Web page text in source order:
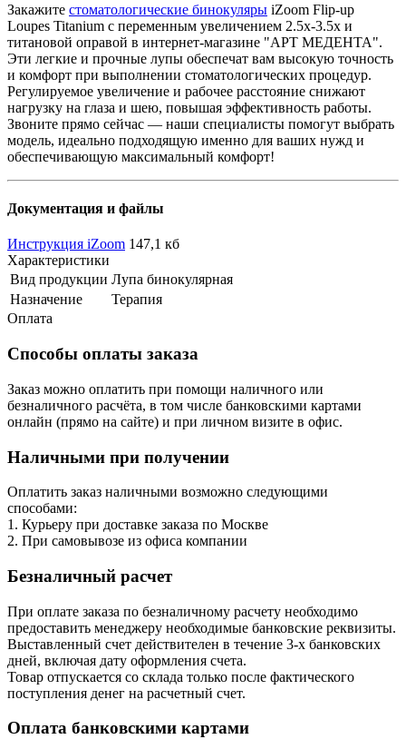
Закажите стоматологические бинокуляры iZoom Flip-up
Loupes Titanium с переменным увеличением 2.5х-3.5х и
титановой оправой в интернет-магазине "АРТ МЕДЕНТА".
Эти легкие и прочные лупы обеспечат вам высокую точность
и комфорт при выполнении стоматологических процедур.
Регулируемое увеличение и рабочее расстояние снижают
нагрузку на глаза и шею, повышая эффективность работы.
Звоните прямо сейчас — наши специалисты помогут выбрать
модель, идеально подходящую именно для ваших нужд и
обеспечивающую максимальный комфорт!
Документация и файлы
Инструкция iZoom 147,1 кб
Характеристики
Вид продукции Лупа бинокулярная
Назначение
Терапия
Оплата
Способы оплаты заказа
Заказ можно оплатить при помощи наличного или
безналичного расчёта, в том числе банковскими картами
онлайн (прямо на сайте) и при личном визите в офис.
Наличными при получении
Оплатить заказ наличными возможно следующими
способами:
1. Курьеру при доставке заказа по Москве
2. При самовывозе из офиса компании
Безналичный расчет
При оплате заказа по безналичному расчету необходимо
предоставить менеджеру необходимые банковские реквизиты.
Выставленный счет действителен в течение 3-х банковских
дней, включая дату оформления cчета.
Товар отпускается со склада только после фактического
поступления денег на расчетный счет.
Оплата банковскими картами